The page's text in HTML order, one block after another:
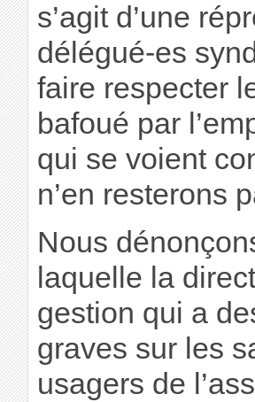
s’agit d’une
délégué-es
faire respecter
bafoué par
qui se voient
n’en resterons
Nous
laquelle la
gestion qui a
graves sur les
usagers de